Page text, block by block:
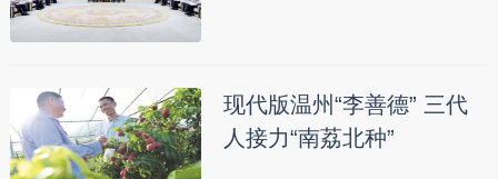
现代版温州“李善德” 三代
人接力“南荔北种”